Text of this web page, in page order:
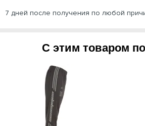
7 дней после получения по любой
С этим товаром